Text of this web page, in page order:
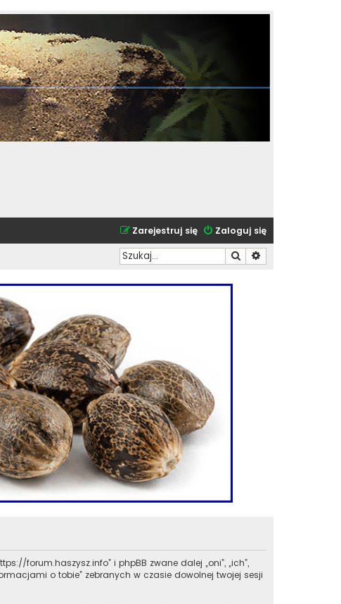
Zaloguj się
Zarejestruj się
Szukaj
forum.haszysz.info” i phpBB zwane dalej „oni”, „ich”,
o tobie” zebranych w czasie dowolnej twojej sesji